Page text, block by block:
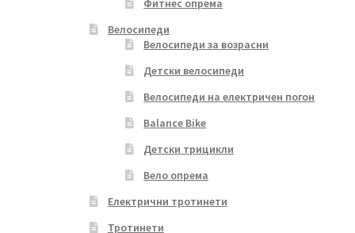
Фитнес опрема
Велосипеди
Велосипеди за возрасни
Детски велосипеди
Велосипеди на електричен погон
Balance Bike
Детски трицикли
Вело опрема
Електрични тротинети
Тротинети